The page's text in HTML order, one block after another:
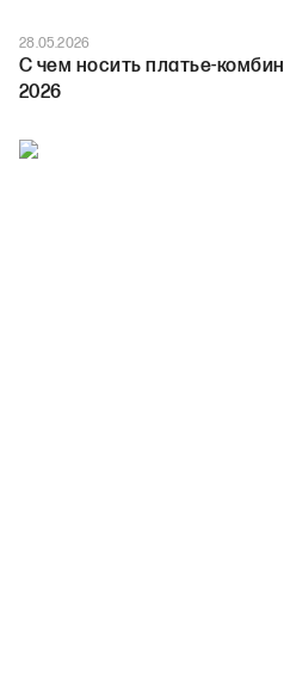
28.05.2026
С чем носить платье-
2026